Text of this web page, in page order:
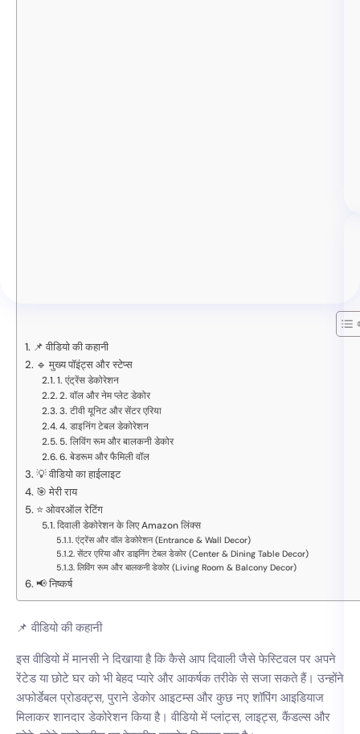
📌 वीडियो की कहानी
🔹 मुख्य पॉइंट्स और स्टेप्स
1. एंट्रेंस डेकोरेशन
2. वॉल और नेम प्लेट डेकोर
3. टीवी यूनिट और सेंटर एरिया
4. डाइनिंग टेबल डेकोरेशन
5. लिविंग रूम और बालकनी डेकोर
6. बेडरूम और फैमिली वॉल
💡 वीडियो का हाईलाइट
🎯 मेरी राय
⭐ ओवरऑल रेटिंग
दिवाली डेकोरेशन के लिए Amazon लिंक्स
एंट्रेंस और वॉल डेकोरेशन (Entrance & Wall Decor)
सेंटर एरिया और डाइनिंग टेबल डेकोर (Center & Dining Table Decor)
लिविंग रूम और बालकनी डेकोर (Living Room & Balcony Decor)
📢 निष्कर्ष
📌 वीडियो की कहानी
इस वीडियो में मानसी ने दिखाया है कि कैसे आप दिवाली जैसे फेस्टिवल पर अपने
रेंटेड या छोटे घर को भी बेहद प्यारे और आकर्षक तरीके से सजा सकते हैं। उन्होंने
अफोर्डेबल प्रोडक्ट्स, पुराने डेकोर आइटम्स और कुछ नए शॉपिंग आइडियाज
मिलाकर शानदार डेकोरेशन किया है। वीडियो में प्लांट्स, लाइट्स, कैंडल्स और